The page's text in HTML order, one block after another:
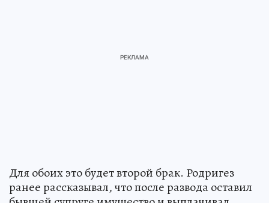
Для обоих это будет второй брак. Родригез
ранее рассказывал, что после развода оставил